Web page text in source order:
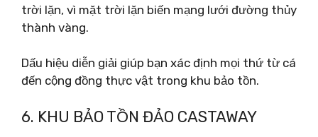
trời lặn, vì mặt trời lặn biến mạng lưới đường thủy
thành vàng.
Dấu hiệu diễn giải giúp bạn xác định mọi thứ từ cá
đến cộng đồng thực vật trong khu bảo tồn.
6. KHU BẢO TỒN ĐẢO CASTAWAY